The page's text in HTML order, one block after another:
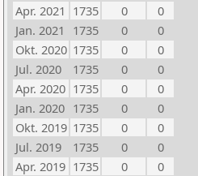
Apr. 2021 1735 0
0
Jan. 2021
1735 0
0
Okt. 2020 1735 0
0
Jul. 2020
1735 0
0
Apr. 2020 1735 0
0
Jan. 2020 1735 0
0
Okt. 2019 1735 0
0
Jul. 2019
1735 0
0
Apr. 2019 1735 0
0